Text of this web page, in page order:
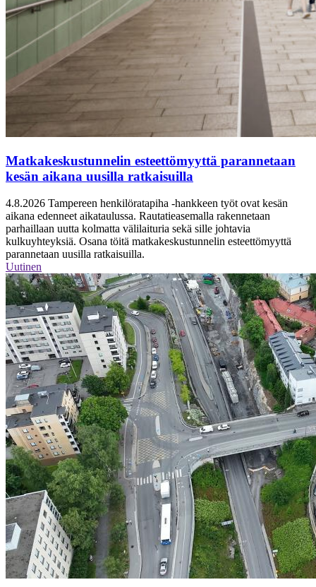
Matkakeskustunnelin esteettömyyttä parannetaan
kesän aikana uusilla ratkaisuilla
4.8.2026 Tampereen henkilöratapiha -hankkeen työt ovat kesän
aikana edenneet aikataulussa. Rautatieasemalla rakennetaan
parhaillaan uutta kolmatta välilaituria sekä sille johtavia
kulkuyhteyksiä. Osana töitä matkakeskustunnelin esteettömyyttä
parannetaan uusilla ratkaisuilla.
Uutinen